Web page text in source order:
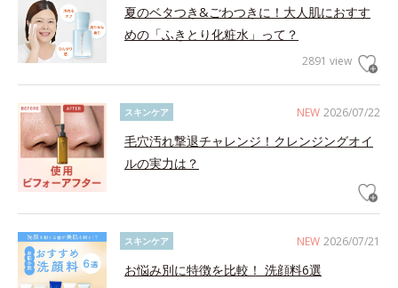
夏のベタつき&ごわつきに！大人肌におすす
めの「ふきとり化粧水」って？
2891 view
NEW 2026/07/22
スキンケア
毛穴汚れ撃退チャレンジ！クレンジングオイ
ルの実力は？
NEW 2026/07/21
スキンケア
お悩み別に特徴を比較！ 洗顔料6選